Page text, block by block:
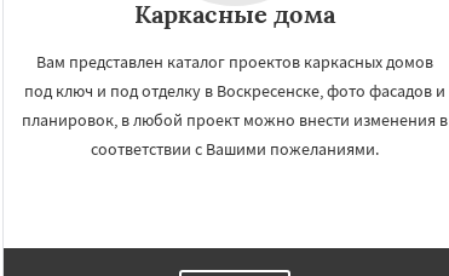
Каркасные дома
Вам представлен каталог проектов каркасных домов
под ключ и под отделку в Воскресенске, фото фасадов и
планировок, в любой проект можно внести изменения в
соответствии с Вашими пожеланиями.